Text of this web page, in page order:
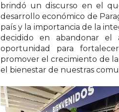
brindó un discurso en el
desarrollo económico de
país y la importancia de la
decidido en abandonar el
oportunidad para
promover el crecimiento de
el bienestar de nuestras